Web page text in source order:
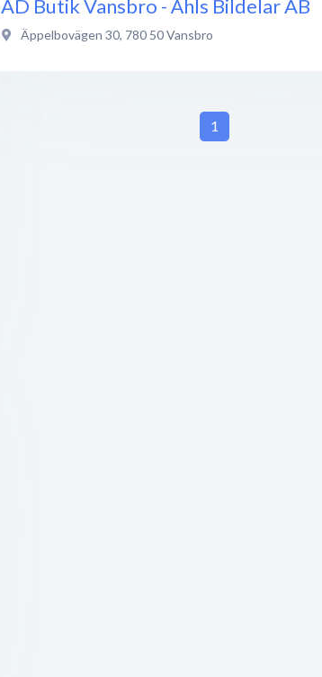
AD Butik Vansbro - Åhls Bildelar AB
Äppelbovägen 30, 780 50Vansbro
1